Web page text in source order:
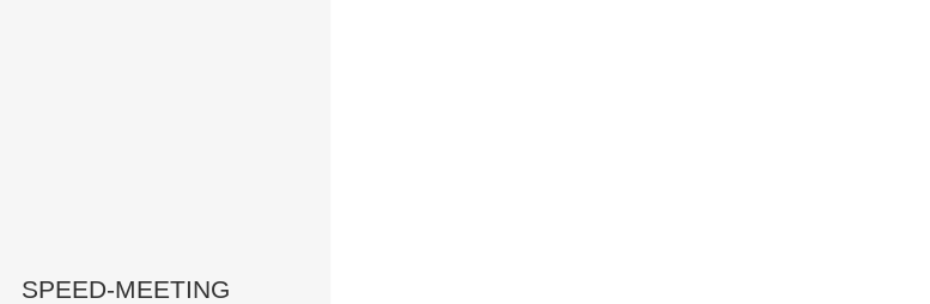
SPEED-MEETING